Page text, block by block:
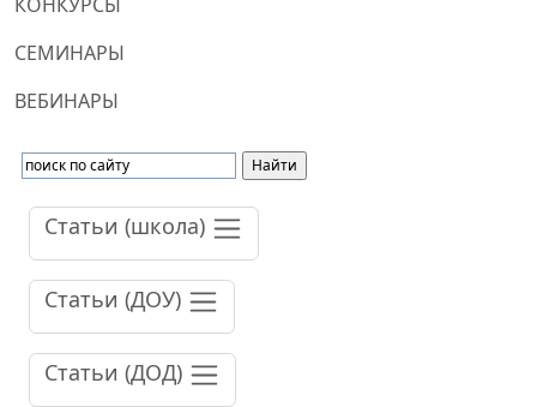
СЕМИНАРЫ
ВЕБИНАРЫ
Статьи (школа)
Статьи (ДОУ)
Статьи (ДОД)